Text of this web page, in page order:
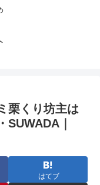
栗くり坊主は
SUWADA｜
はてブ